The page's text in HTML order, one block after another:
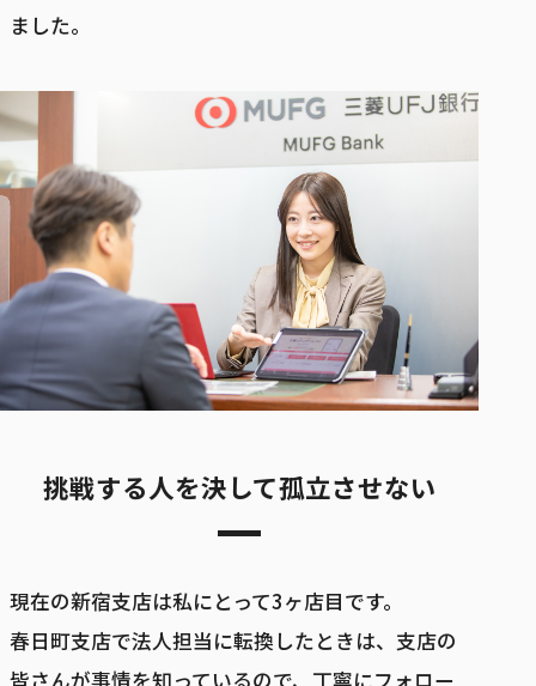
ました。
挑戦する人を決して孤立させない
現在の新宿支店は私にとって3ヶ店目です。
春日町支店で法人担当に転換したときは、支店の